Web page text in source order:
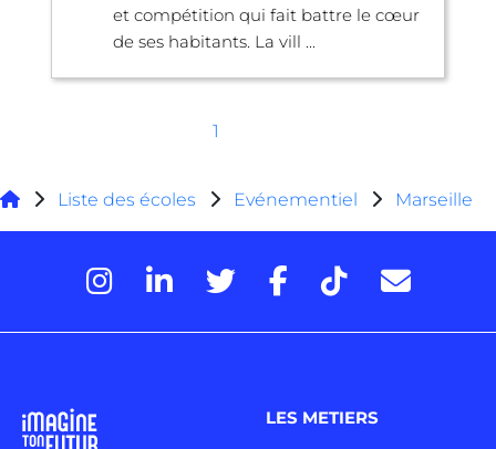
et compétition qui fait battre le cœur
de ses habitants. La vill ...
1
Liste des écoles Evénementiel Marseille
LES METIERS